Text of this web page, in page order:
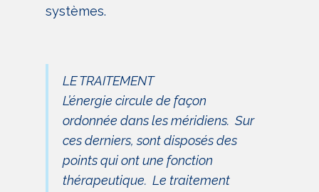
systèmes.
LE TRAITEMENT
L’énergie circule de façon
ordonnée dans les méridiens. Sur
ces derniers, sont disposés des
points qui ont une fonction
thérapeutique. Le traitement